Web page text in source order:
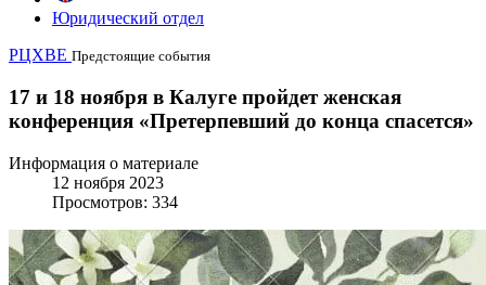
Юридический отдел
РЦХВЕ Предстоящие события
17 и 18 ноября в Калуге пройдет женская
конференция «Претерпевший до конца спасется»
Информация о материале
12 ноября 2023
Просмотров: 334